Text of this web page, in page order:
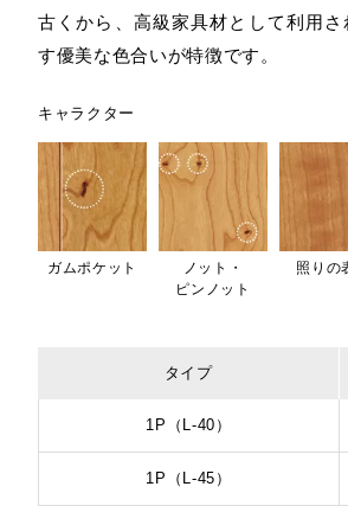
古くから、高級家具材として利用
す優美な色合いが特徴です。
キャラクター
ガムポケット
ノット・
ピンノット
照りの
タイプ
1P（L-40）
1P（L-45）